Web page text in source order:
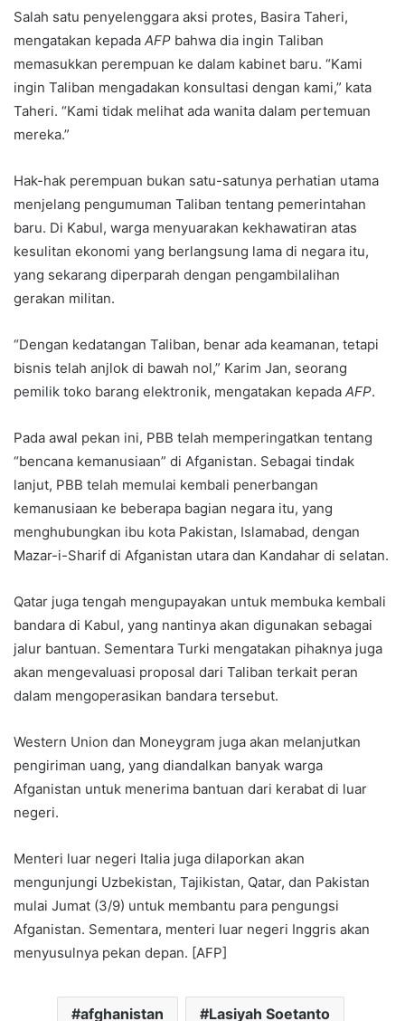
Salah satu penyelenggara aksi protes, Basira Taheri,
mengatakan kepada AFP bahwa dia ingin Taliban
memasukkan perempuan ke dalam kabinet baru. “Kami
ingin Taliban mengadakan konsultasi dengan kami,” kata
Taheri. “Kami tidak melihat ada wanita dalam pertemuan
mereka.”
Hak-hak perempuan bukan satu-satunya perhatian utama
menjelang pengumuman Taliban tentang pemerintahan
baru. Di Kabul, warga menyuarakan kekhawatiran atas
kesulitan ekonomi yang berlangsung lama di negara itu,
yang sekarang diperparah dengan pengambilalihan
gerakan militan.
“Dengan kedatangan Taliban, benar ada keamanan, tetapi
bisnis telah anjlok di bawah nol,” Karim Jan, seorang
pemilik toko barang elektronik, mengatakan kepada AFP.
Pada awal pekan ini, PBB telah memperingatkan tentang
“bencana kemanusiaan” di Afganistan. Sebagai tindak
lanjut, PBB telah memulai kembali penerbangan
kemanusiaan ke beberapa bagian negara itu, yang
menghubungkan ibu kota Pakistan, Islamabad, dengan
Mazar-i-Sharif di Afganistan utara dan Kandahar di selatan.
Qatar juga tengah mengupayakan untuk membuka kembali
bandara di Kabul, yang nantinya akan digunakan sebagai
jalur bantuan. Sementara Turki mengatakan pihaknya juga
akan mengevaluasi proposal dari Taliban terkait peran
dalam mengoperasikan bandara tersebut.
Western Union dan Moneygram juga akan melanjutkan
pengiriman uang, yang diandalkan banyak warga
Afganistan untuk menerima bantuan dari kerabat di luar
negeri.
Menteri luar negeri Italia juga dilaporkan akan
mengunjungi Uzbekistan, Tajikistan, Qatar, dan Pakistan
mulai Jumat (3/9) untuk membantu para pengungsi
Afganistan. Sementara, menteri luar negeri Inggris akan
menyusulnya pekan depan. [AFP]
afghanistan Lasiyah Soetanto